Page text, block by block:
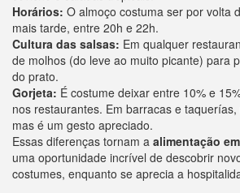
Horários: O almoço costuma ser por volta
mais tarde, entre 20h e 22h.
Cultura das salsas: Em qualquer
de molhos (do leve ao muito picante) para
do prato.
Gorjeta: É costume deixar entre 10% e
nos restaurantes. Em barracas e
mas é um gesto apreciado.
Essas diferenças tornam a alimentação
uma oportunidade incrível de descobrir
costumes, enquanto se aprecia a